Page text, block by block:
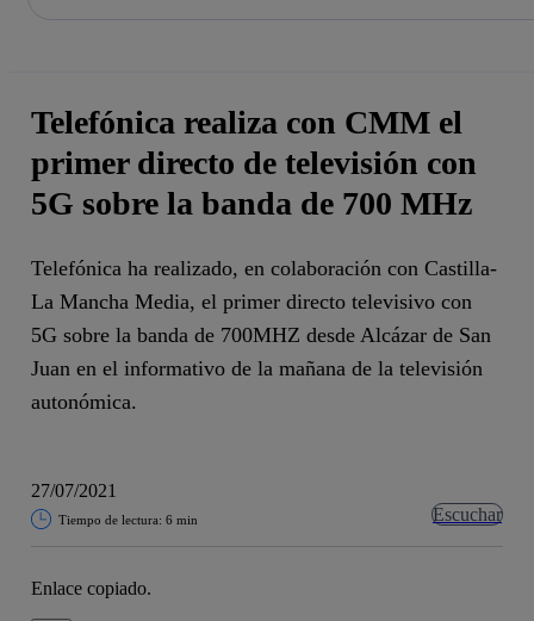
Telefónica realiza con CMM el
primer directo de televisión con
5G sobre la banda de 700 MHz
Telefónica ha realizado, en colaboración con Castilla-
La Mancha Media, el primer directo televisivo con
5G sobre la banda de 700MHZ desde Alcázar de San
Juan en el informativo de la mañana de la televisión
autonómica.
27/07/2021
Tiempo de lectura: 6 min Escuchar
Enlace copiado.